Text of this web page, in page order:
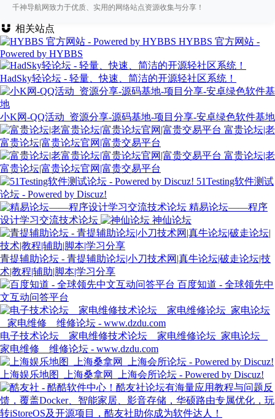
千神导航网致力于优质、实用的网络站点资源收集与分享！
相关站点
HYBBS 官方网站 -
Powered by HYBBS
HadSky轻论坛 - 轻量、快速、简洁的开源轻社区系统！
小K网-QQ活动_资源分享-源码基地-项目分享-安卓绿色软件基地
富贵论坛|老
富贵论坛|富贵论坛官网|富贵交易平台
富贵论坛|老
富贵论坛|富贵论坛官网|富贵交易平台
51Testing软件测试
论坛 - Powered by Discuz!
精易论坛——程序
设计学习交流技术论坛
神仙论坛
青提辅助论坛 - 青提辅助论坛|小刀技术网|真牛论坛|破走论坛|技
术|教程|辅助|脚本|学习分享
百度知道 - 全球领先中
文互动问答平台
电子技术论坛 _ 家电维修技术论坛 _ 家电维修论坛_家电论坛 _
家电维修 _ 维修论坛 - www.dzdu.com
上海娱乐地图_上海桑拿网_上海会所论坛 - Powered by Discuz!